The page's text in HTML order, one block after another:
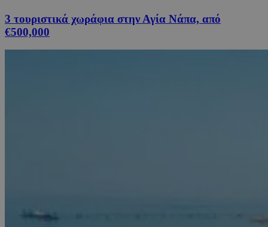
3 τουριστικά χωράφια στην Αγία Νάπα, από
€500,000